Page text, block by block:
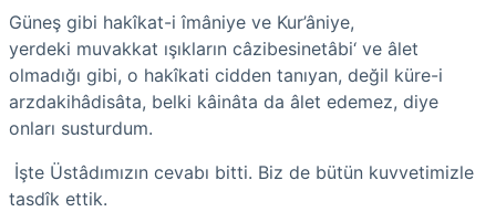
Güneş gibi hakîkat-i îmâniye ve Kur’âniye,
yerdeki muvakkat ışıkların câzibesinetâbi‘ ve âlet
olmadığı gibi, o hakîkati cidden tanıyan, değil küre-i
arzdakihâdisâta, belki kâinâta da âlet edemez, diye
onları susturdum.
İşte Üstâdımızın cevabı bitti. Biz de bütün kuvvetimizle
tasdîk ettik.